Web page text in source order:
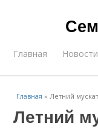
Главная Новости
Главная »Летний мускат
Летний